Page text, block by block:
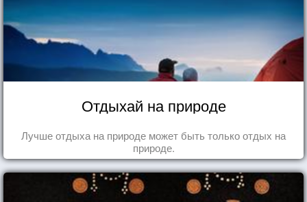
Отдыхай на природе
Лучше отдыха на природе может быть только отдых на
природе.